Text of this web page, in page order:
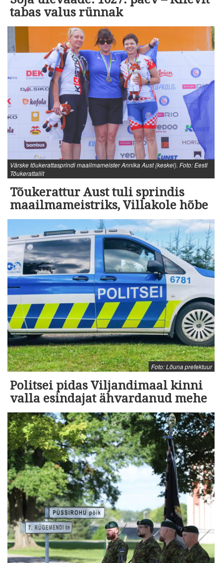
tabas valus rünnak
Värske tõukerattasprindi maailmameister Annika Aust (keskel). Foto: Eesti
Tõukerattaliit
Tõukerattur Aust tuli sprindis
maailmameistriks, Villakole hõbe
Foto: Lõuna prefektuur
Politsei pidas Viljandimaal kinni
valla esindajat ähvardanud mehe